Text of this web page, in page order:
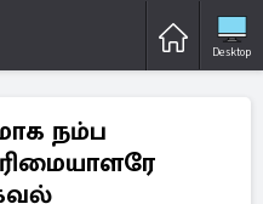
Desktop
நம்ப